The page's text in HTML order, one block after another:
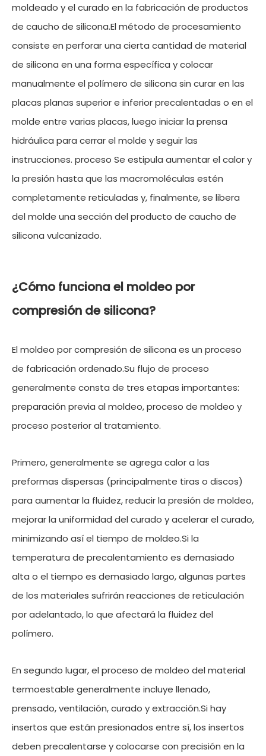
moldeado y el curado en la fabricación de productos
de caucho de silicona.El método de procesamiento
consiste en perforar una cierta cantidad de material
de silicona en una forma específica y colocar
manualmente el polímero de silicona sin curar en las
placas planas superior e inferior precalentadas o en el
molde entre varias placas, luego iniciar la prensa
hidráulica para cerrar el molde y seguir las
instrucciones. proceso Se estipula aumentar el calor y
la presión hasta que las macromoléculas estén
completamente reticuladas y, finalmente, se libera
del molde una sección del producto de caucho de
silicona vulcanizado.
¿Cómo funciona el moldeo por
compresión de silicona?
El moldeo por compresión de silicona es un proceso
de fabricación ordenado.Su flujo de proceso
generalmente consta de tres etapas importantes:
preparación previa al moldeo, proceso de moldeo y
proceso posterior al tratamiento.
Primero, generalmente se agrega calor a las
preformas dispersas (principalmente tiras o discos)
para aumentar la fluidez, reducir la presión de moldeo,
mejorar la uniformidad del curado y acelerar el curado,
minimizando así el tiempo de moldeo.Si la
temperatura de precalentamiento es demasiado
alta o el tiempo es demasiado largo, algunas partes
de los materiales sufrirán reacciones de reticulación
por adelantado, lo que afectará la fluidez del
polímero.
En segundo lugar, el proceso de moldeo del material
termoestable generalmente incluye llenado,
prensado, ventilación, curado y extracción.Si hay
insertos que están presionados entre sí, los insertos
deben precalentarse y colocarse con precisión en la